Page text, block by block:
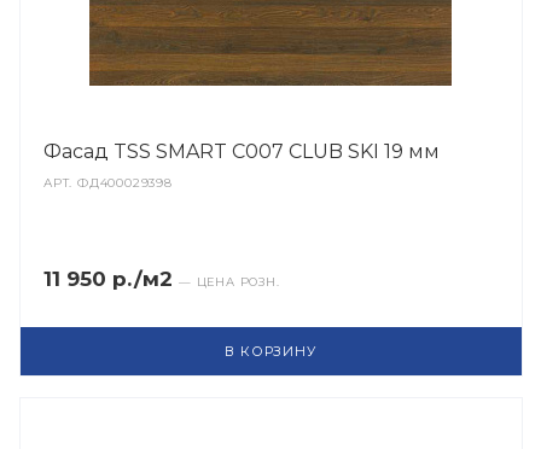
Фасад TSS SMART C007 CLUB SKI 19 мм
АРТ.ФД400029398
11 950 р./м2 — ЦЕНА РОЗН.
В КОРЗИНУ